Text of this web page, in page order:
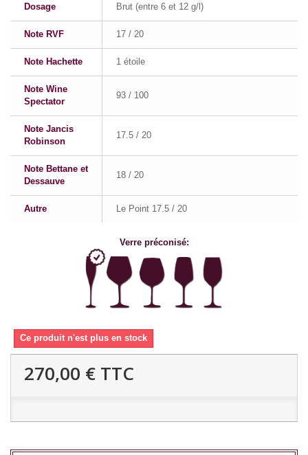
Dosage Brut (entre 6 et 12 g/l)
Note RVF 17 / 20
Note Hachette 1 étoile
Note Wine
Spectator
93 / 100
Note Jancis
Robinson
17.5 / 20
Note Bettane et
Dessauve
18 / 20
Autre Le Point 17.5 / 20
Verre préconisé:
Ce produit n'est plus en stock
270,00 € TTC